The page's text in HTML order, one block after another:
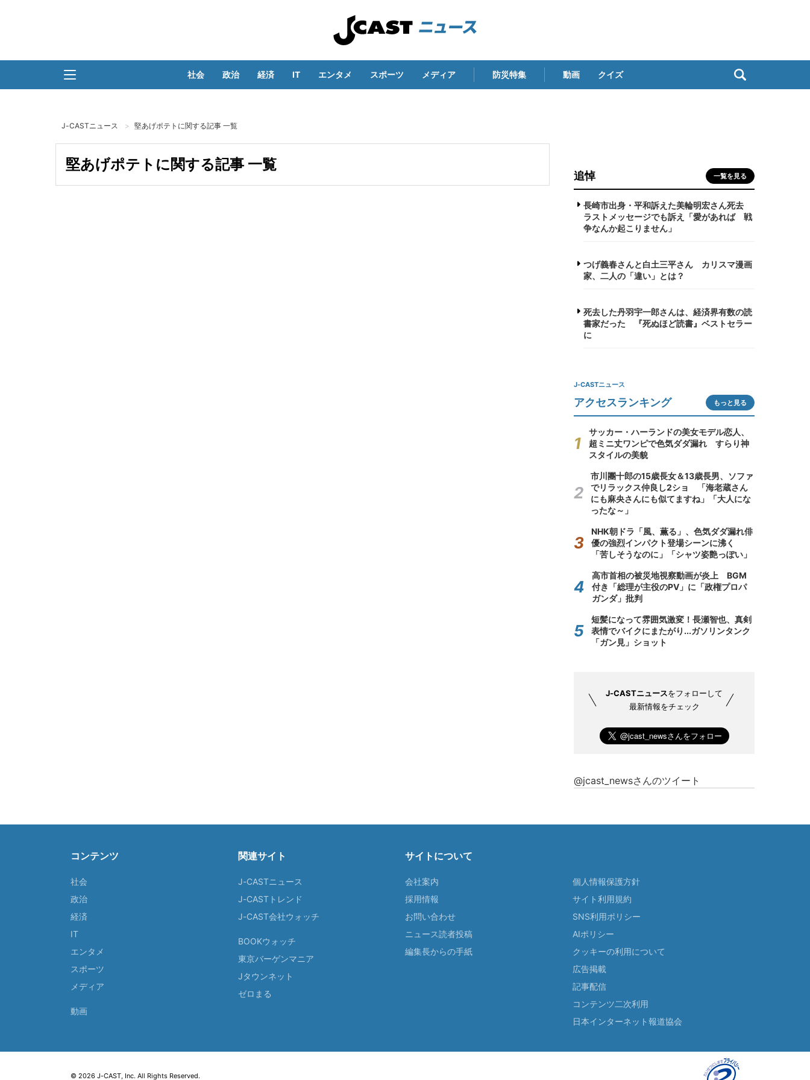
社会 政治 経済 IT エンタメ スポーツ メディア 防災特集 動画 クイズ
J-CASTニュース 堅あげポテトに関する記事 一覧
堅あげポテトに関する記事 一覧
追悼 一覧を見る
長崎市出身・平和訴えた美輪明宏さん死去
ラストメッセージでも訴え「愛があれば 戦
争なんか起こりません」
つげ義春さんと白土三平さん カリスマ漫画
家、二人の「違い」とは？
死去した丹羽宇一郎さんは、経済界有数の読
書家だった 『死ぬほど読書』ベストセラー
に
J-CASTニュース
アクセスランキング もっと見る
サッカー・ハーランドの美女モデル恋人、
超ミニ丈ワンピで色気ダダ漏れ すらり神
スタイルの美貌
市川團十郎の15歳長女＆13歳長男、ソファ
でリラックス仲良し2ショ 「海老蔵さん
にも麻央さんにも似てますね」「大人にな
ったな～」
NHK朝ドラ「風、薫る」、色気ダダ漏れ俳
優の強烈インパクト登場シーンに沸く
「苦しそうなのに」「シャツ姿艶っぽい」
高市首相の被災地視察動画が炎上 BGM
付き「総理が主役のPV」に「政権プロパ
ガンダ」批判
短髪になって雰囲気激変！長瀬智也、真剣
表情でバイクにまたがり...ガソリンタンク
「ガン見」ショット
J-CASTニュースをフォローして
最新情報をチェック
@jcast_newsさんのツイート
コンテンツ
社会
政治
経済
IT
エンタメ
スポーツ
メディア
動画
関連サイト
J-CASTニュース
J-CASTトレンド
J-CAST会社ウォッチ
BOOKウォッチ
東京バーゲンマニア
Jタウンネット
ゼロまる
サイトについて
会社案内
採用情報
お問い合わせ
ニュース読者投稿
編集長からの手紙
個人情報保護方針
サイト利用規約
SNS利用ポリシー
AIポリシー
クッキーの利用について
広告掲載
記事配信
コンテンツ二次利用
日本インターネット報道協会
© 2026 J-CAST, Inc. All Rights Reserved.